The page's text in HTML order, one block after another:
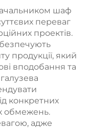
шаф
переваг
проектів.
продукції, який
вподобання та
конкретних
обмежень.
адже